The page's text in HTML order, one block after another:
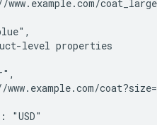
www.example.com/
level properties
www.example.com/
"USD"